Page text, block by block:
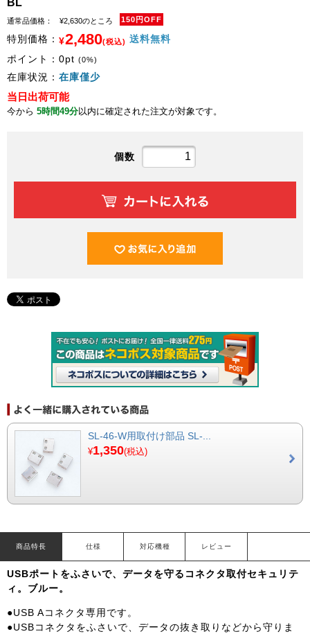
BL
通常品価格： ¥2,630のところ 150円OFF
特別価格： ¥2,480(税込) 送料無料
ポイント： 0pt (0%)
在庫状況： 在庫僅少
当日出荷可能
今から 5時間49分以内に確定された注文が対象です。
個数
SL-46-W用取付け部品 SL-...
¥1,350(税込)
商品特長 仕様 対応機種 レビュー
USBポートをふさいで、データを守るコネクタ取付セキュリテ
ィ。ブルー。
●USB Aコネクタ専用です。
●USBコネクタをふさいで、データの抜き取りなどから守りま